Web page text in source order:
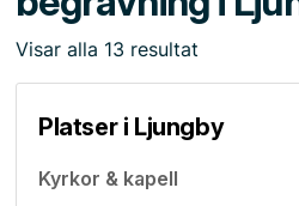
Visar alla 13 resultat
Platser i Ljungby
Kyrkor & kapell